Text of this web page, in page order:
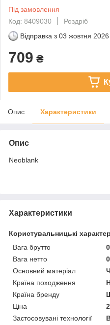
Під замовлення
Код: 8409030
Роздріб
Відправка з 03 жовтня 2026
709 ₴
Опис Характеристики
Опис
Neoblank
Характеристики
Користувальницькі
Вага брутто
0
Вага нетто
0
Основний матеріал
Країна походження
Країна бренду
Ціна
Застосовувані технології